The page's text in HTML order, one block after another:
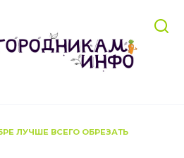
ЛУЧШЕ ВСЕГО ОБРЕЗАТЬ